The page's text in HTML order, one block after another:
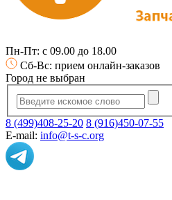
Пн-Пт: с 09.00 до 18.00
Сб-Вс: прием онлайн-заказов
Город не выбран
8 (499)408-25-20 8 (916)450-07-55
E-mail: info@t-s-c.org